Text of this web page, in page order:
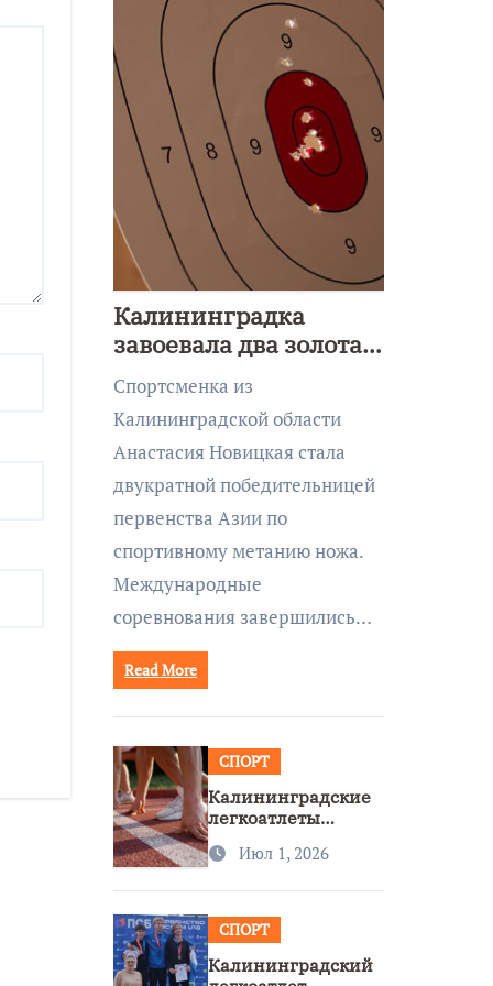
Калининградка
завоевала два золота
первенства Азии по
метанию ножа
Спортсменка из
Калининградской области
Анастасия Новицкая стала
двукратной победительницей
первенства Азии по
спортивному метанию ножа.
Международные
соревнования завершились…
Read More
СПОРТ
Калининградские
легкоатлеты
бронзы на
Июл 1, 2026
СПОРТ
Калининградский